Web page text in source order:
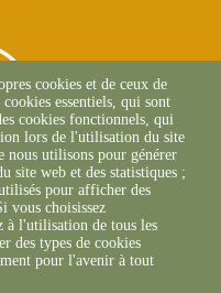
Gohelle
62 90
cookies et de ceux de
essentiels, qui sont
cookies fonctionnels, qui
lors de l'utilisation du site
nous utilisons pour générer
site web et des statistiques ;
pour afficher des
vous choisissez
à l'utilisation de tous les
des types de cookies
pour l'avenir à tout